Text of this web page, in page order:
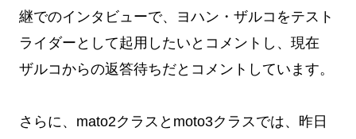
継でのインタビューで、ヨハン・ザルコをテスト
ライダーとして起用したいとコメントし、現在
ザルコからの返答待ちだとコメントしています。
さらに、mato2クラスとmoto3クラスでは、昨日